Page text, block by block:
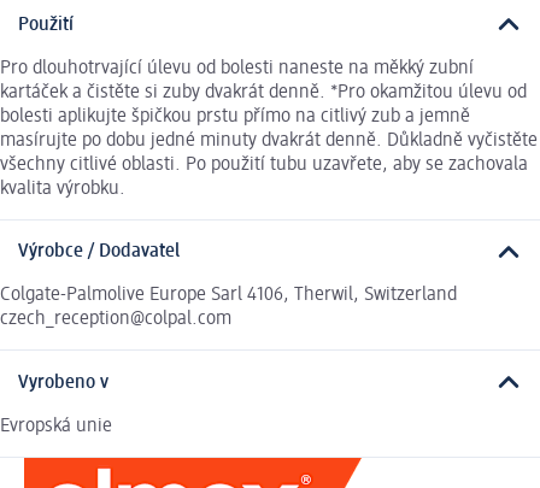
Použití
Pro dlouhotrvající úlevu od bolesti naneste na měkký zubní
kartáček a čistěte si zuby dvakrát denně. *Pro okamžitou úlevu od
bolesti aplikujte špičkou prstu přímo na citlivý zub a jemně
masírujte po dobu jedné minuty dvakrát denně. Důkladně vyčistěte
všechny citlivé oblasti. Po použití tubu uzavřete, aby se zachovala
kvalita výrobku.
Výrobce / Dodavatel
Colgate-Palmolive Europe Sarl 4106, Therwil, Switzerland
czech_reception@colpal.com
Vyrobeno v
Evropská unie